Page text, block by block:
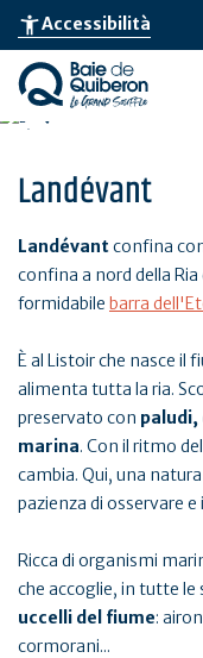
Skip
main
content
accessibility_newAccessibilità
Landévant
Landévantconfina
confina a nord della
formidabile barra
È al Listoir che nasce il
alimenta tutta la ria.
preservato con
marina. Con il ritmo
cambia. Qui, una
pazienza di osservare
Ricca di organismi
che accoglie, in tutte le
uccelli del fiume:
cormorani...